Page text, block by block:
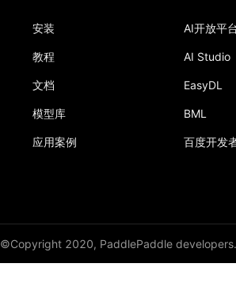
安装
教程
文档
模型库
应用案例
AI开放平
AI Studio
EasyDL
BML
百度开发
©Copyright 2020, PaddlePaddle developers.